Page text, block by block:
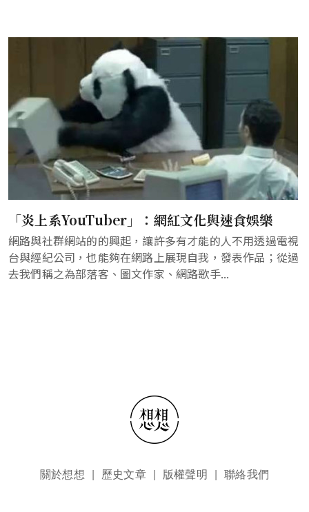
「炎上系YouTuber」：網紅文化與速食娛樂
網路與社群網站的的興起，讓許多有才能的人不用透過電視
台與經紀公司，也能夠在網路上展現自我，發表作品；從過
去我們稱之為部落客、圖文作家、網路歌手...
頁尾選單關於想想 歷史文章 版權聲明 聯絡我們